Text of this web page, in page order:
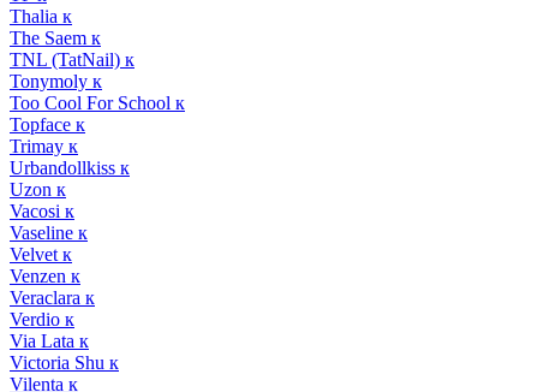
Thalia к
The Saem к
TNL (TatNail) к
Tonymoly к
Too Cool For School к
Topface к
Trimay к
Urbandollkiss к
Uzon к
Vacosi к
Vaseline к
Velvet к
Venzen к
Veraclara к
Verdio к
Via Lata к
Victoria Shu к
Vilenta к